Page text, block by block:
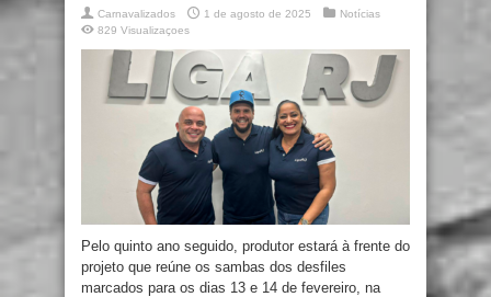
Carnavalizados 1 de agosto de 2025
Notícias
829 Visualizaçoes
Pelo quinto ano seguido, produtor estará à frente do
projeto que reúne os sambas dos desfiles
marcados para os dias 13 e 14 de fevereiro, na